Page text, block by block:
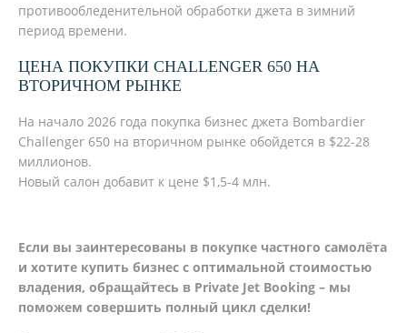
противообледенительной обработки джета в зимний
период времени.
ЦЕНА ПОКУПКИ CHALLENGER 650 НА
ВТОРИЧНОМ РЫНКЕ
На начало 2026 года покупка бизнес джета Bombardier
Challenger 650 на вторичном рынке обойдется в $22-28
миллионов.
Новый салон добавит к цене $1,5-4 млн.
Если вы заинтересованы в покупке частного самолёта
и хотите купить бизнес с оптимальной стоимостью
владения, обращайтесь в Private Jet Booking – мы
поможем совершить полный цикл сделки!